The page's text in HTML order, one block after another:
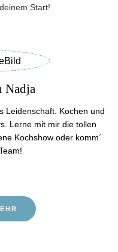
Start!
Nadja
Leidenschaft. Kochen und
Lerne mit mir die tollen
Kochshow oder komm´